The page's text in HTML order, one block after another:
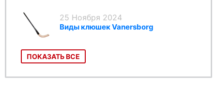
25 Ноября 2024
Виды клюшек Vanersborg
ПОКАЗАТЬ ВСЕ